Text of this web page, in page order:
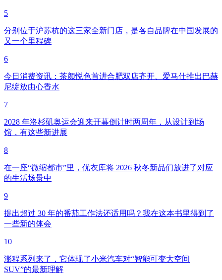
5
分别位于沪苏杭的这三家全新门店，是各自品牌在中国发展的
又一个里程碑
6
今日消费资讯：茶颜悦色首进合肥双店齐开、爱马仕推出巴赫
尼绽放由心香水
7
2028 年洛杉矶奥运会迎来开幕倒计时两周年，从设计到场
馆，有这些新进展
8
在一座“微缩都市”里，优衣库将 2026 秋冬新品们放进了对应
的生活场景中
9
提出超过 30 年的番茄工作法还适用吗？我在这本书里得到了
一些新的体会
10
澎程系列来了，它体现了小米汽车对“智能可变大空间
SUV”的最新理解